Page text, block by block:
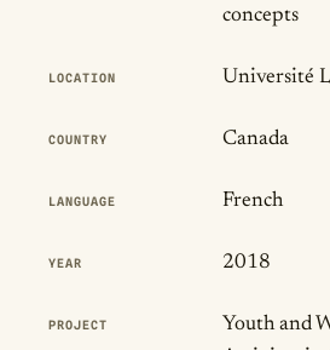
concepts
LOCATION Université
COUNTRY Canada
LANGUAGE French
YEAR 2018
PROJECT
Youth and